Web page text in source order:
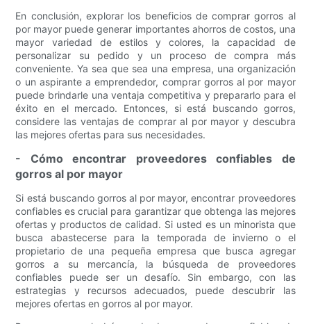
En conclusión, explorar los beneficios de comprar gorros al
por mayor puede generar importantes ahorros de costos, una
mayor variedad de estilos y colores, la capacidad de
personalizar su pedido y un proceso de compra más
conveniente. Ya sea que sea una empresa, una organización
o un aspirante a emprendedor, comprar gorros al por mayor
puede brindarle una ventaja competitiva y prepararlo para el
éxito en el mercado. Entonces, si está buscando gorros,
considere las ventajas de comprar al por mayor y descubra
las mejores ofertas para sus necesidades.
- Cómo encontrar proveedores confiables de
gorros al por mayor
Si está buscando gorros al por mayor, encontrar proveedores
confiables es crucial para garantizar que obtenga las mejores
ofertas y productos de calidad. Si usted es un minorista que
busca abastecerse para la temporada de invierno o el
propietario de una pequeña empresa que busca agregar
gorros a su mercancía, la búsqueda de proveedores
confiables puede ser un desafío. Sin embargo, con las
estrategias y recursos adecuados, puede descubrir las
mejores ofertas en gorros al por mayor.